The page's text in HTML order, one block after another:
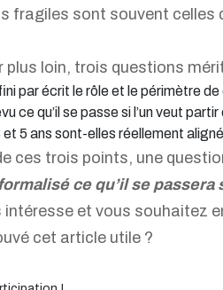
fragiles sont souvent celles
plus loin, trois questions
par écrit le rôle et le périmètre
ce qu’il se passe si l’un veut partir
et 5 ans sont-elles réellement
ces trois points, une
ce qu’il se passera
intéresse et vous souhaitez
cet article utile ?